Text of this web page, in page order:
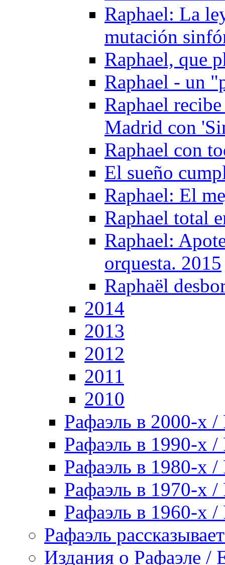
Raphael: La
mutación
Raphael, que
Raphael - un
Raphael
Madrid con
Raphael con
El sueño
Raphael: El
Raphael total
Raphael:
orquesta. 2015
Raphaël
2014
2013
2012
2011
2010
Рафаэль в 2000-х /
Рафаэль в 1990-х /
Рафаэль в 1980-х /
Рафаэль в 1970-х /
Рафаэль в 1960-х /
Рафаэль
Издания о Рафаэле /